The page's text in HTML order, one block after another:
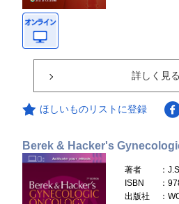
詳しく見る
ほしいものリストに登録
Berek & Hacker's
著者
：
ISBN
：
出版社
：